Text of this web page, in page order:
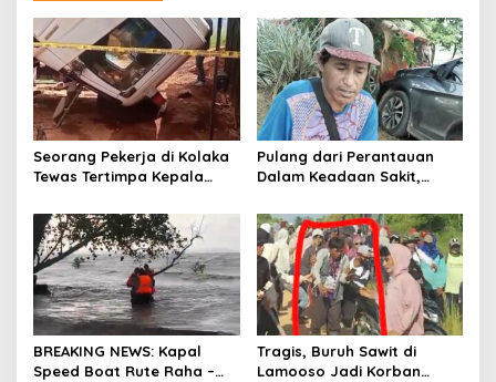
Seorang Pekerja di Kolaka
Tewas Tertimpa Kepala
Pulang dari Perantauan
Dalam Keadaan Sakit,
Diterlantarkan Istri
BREAKING NEWS: Kapal
Speed Boat Rute Raha –
Tragis, Buruh Sawit di
Lamooso Jadi Korban